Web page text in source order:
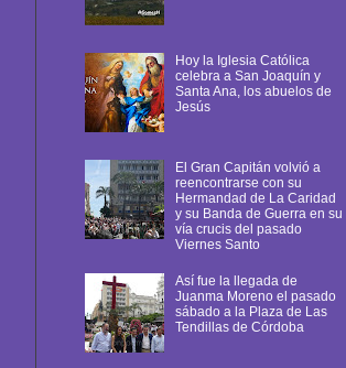
Hoy la Iglesia Católica
celebra a San Joaquín y
Santa Ana, los abuelos de
Jesús
El Gran Capitán volvió a
reencontrarse con su
Hermandad de La Caridad
y su Banda de Guerra en su
vía crucis del pasado
Viernes Santo
Así fue la llegada de
Juanma Moreno el pasado
sábado a la Plaza de Las
Tendillas de Córdoba